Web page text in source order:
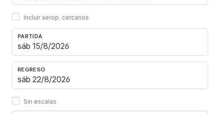
Incluir aerop. cercanos
PARTIDA
REGRESO
Sin escalas